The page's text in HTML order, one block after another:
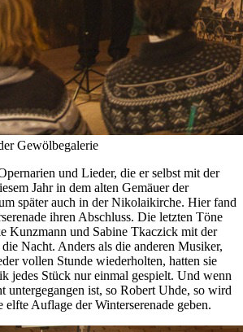
Gewölbegalerie
und Lieder, die er selbst mit der
Jahr in dem alten Gemäuer der
später auch in der Nikolaikirche. Hier fand
ihren Abschluss. Die letzten Töne
Kunzmann und Sabine Tkaczick mit der
Nacht. Anders als die anderen Musiker,
vollen Stunde wiederholten, hatten sie
jedes Stück nur einmal gespielt. Und wenn
untergegangen ist, so Robert Uhde, so wird
elfte Auflage der Winterserenade geben.